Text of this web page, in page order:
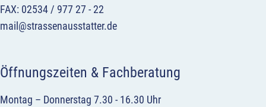
FAX: 02534 / 977 27 - 22
mail@strassenausstatter.de
Öffnungszeiten & Fachberatung
Montag – Donnerstag 7.30 - 16.30 Uhr